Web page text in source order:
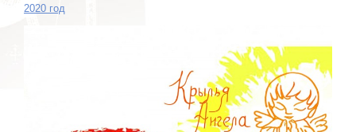
2020 год